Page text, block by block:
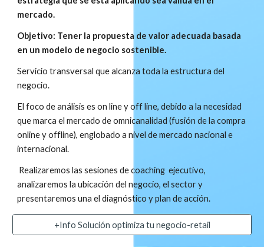
mercado.
Objetivo: Tener la propuesta de valor adecuada basada
en un modelo de negocio sostenible.
Servicio transversal que alcanza toda la estructura del
negocio.
El foco de análisis es on line y off line, debido a la necesidad
que marca el mercado de omnicanalidad (fusión de la compra
online y offline), englobado a nivel de mercado nacional e
internacional.
analizaremos la ubicación del negocio, el sector y
presentaremos una el diagnóstico y plan de acción.
+Info Solución optimiza tu negocio-retail